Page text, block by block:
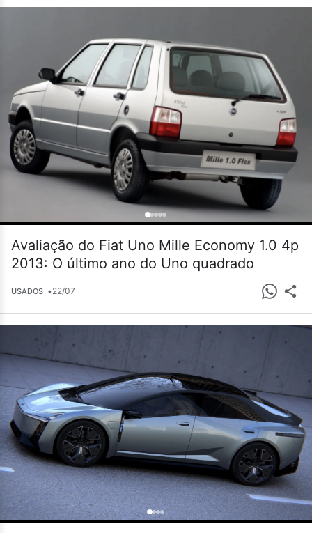
Avaliação do Fiat Uno Mille Economy 1.0 4p
2013: O último ano do Uno quadrado
USADOS •22/07